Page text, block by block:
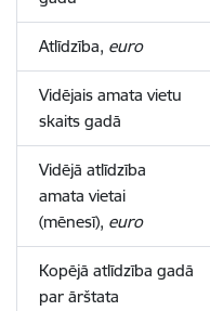
Atlīdzība, euro
Vidējais amata vietu
skaits gadā
Vidējā atlīdzība
amata vietai
(mēnesī), euro
Kopējā atlīdzība gadā
par ārštata